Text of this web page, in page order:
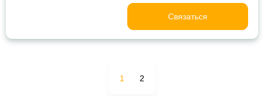
Связаться
1 2